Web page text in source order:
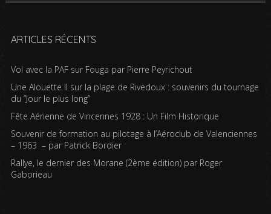
ARTICLES RÉCENTS
Vol avec la PAF sur Fouga par Pierre Peyrichout
Une Alouette II sur la plage de Rivedoux : souvenirs du tournage
du “Jour le plus long”
Fête Aérienne de Vincennes 1928 : Un Film Historique
Souvenir de formation au pilotage à l’Aéroclub de Valenciennes
– 1963 – par Patrick Bordier
Rallye, le dernier des Morane (2ème édition) par Roger
Gaborieau